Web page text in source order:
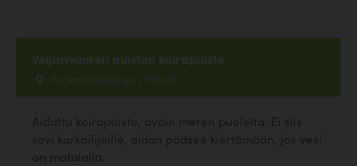
Veijarivuoren puiston koirapuisto
Purjeentekijänkuja 1, Helsinki
Aidattu koirapuisto, avoin meren puolelta. Ei siis
sovi karkailijoille, aidan pääsee kiertämään, jos vesi
on matalalla.